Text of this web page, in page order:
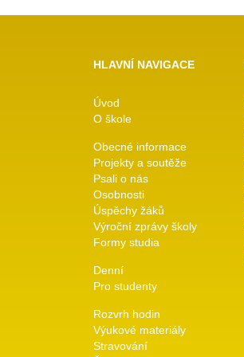
HLAVNÍ NAVIGACE
Úvod
O škole
Obecné informace
Projekty a soutěže
Psali o nás
Osobnosti
Úspěchy žáků
Výroční zprávy školy
Formy studia
Denní
Pro studenty
Rozvrh hodin
Výukové materiály
Stravování